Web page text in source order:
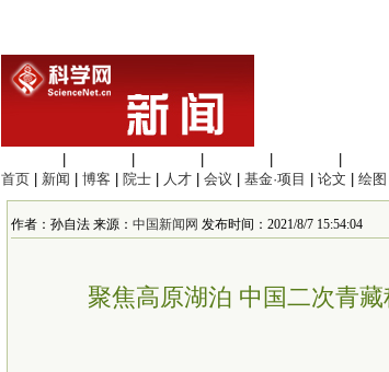
首页
新闻 博客 院士 人才 会议 基金·项目 论文 绘图
作者：孙自法 来源： 中国新闻网 发布时间：2021/8/7 15:54:04
聚焦高原湖泊 中国二次青